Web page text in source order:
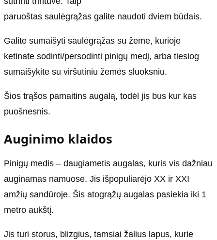
paruoštas saulėgrąžas galite naudoti dviem būdais.
Galite sumaišyti saulėgrąžas su žeme, kurioje
ketinate sodinti/persodinti pinigų medį, arba tiesiog
sumaišykite su viršutiniu žemės sluoksniu.
Šios trąšos pamaitins augalą, todėl jis bus kur kas
puošnesnis.
Auginimo klaidos
Pinigų medis – daugiametis augalas, kuris vis dažniau
auginamas namuose. Jis išpopuliarėjo XX ir XXI
amžių sandūroje. Šis atogrąžų augalas pasiekia iki 1
metro aukštį.
Jis turi storus, blizgius, tamsiai žalius lapus, kurie